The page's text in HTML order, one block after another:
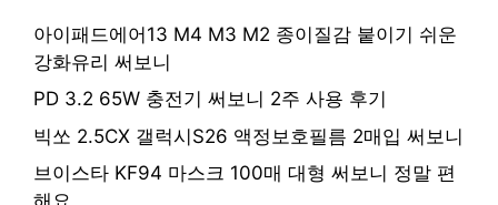
아이패드에어13 M4 M3 M2 종이질감 붙이기 쉬운
강화유리 써보니
PD 3.2 65W 충전기 써보니 2주 사용 후기
빅쏘 2.5CX 갤럭시S26 액정보호필름 2매입 써보니
브이스타 KF94 마스크 100매 대형 써보니 정말 편